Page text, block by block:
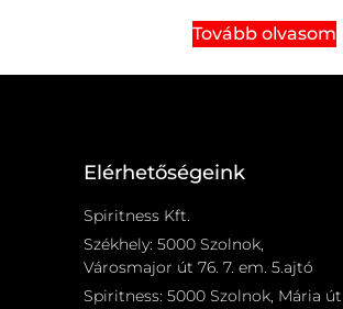
Tovább olvasom
Elérhetőségeink
Spiritness Kft.
Székhely: 5000 Szolnok,
Városmajor út 76. 7. em. 5.ajtó
Spiritness: 5000 Szolnok, Mária út